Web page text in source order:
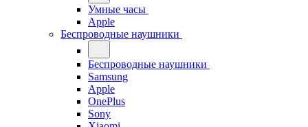
Умные часы
Apple
Беспроводные наушники
Беспроводные наушники
Samsung
Apple
OnePlus
Sony